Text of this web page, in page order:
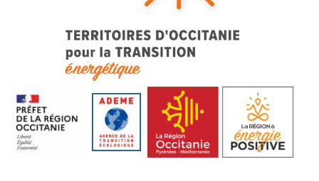
TOTEn Occitanie | Territoires
d’Occitanie pour la Transition
Energétique